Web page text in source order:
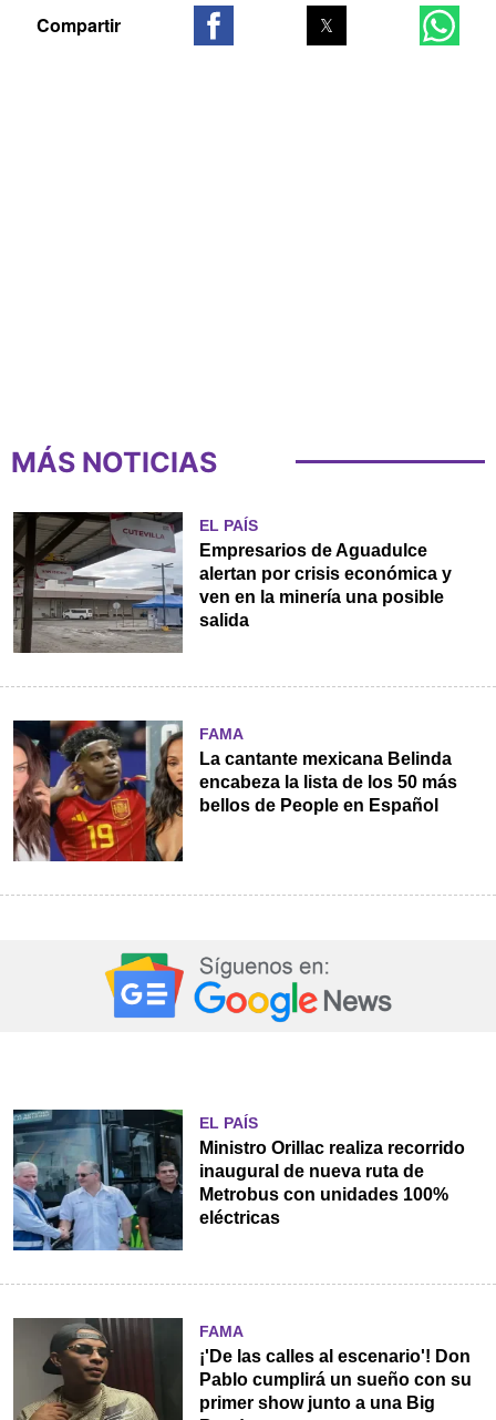
MÁS NOTICIAS
EL PAÍS
Empresarios de Aguadulce
alertan por crisis económica y
ven en la minería una posible
salida
FAMA
La cantante mexicana Belinda
encabeza la lista de los 50 más
bellos de People en Español
EL PAÍS
Ministro Orillac realiza recorrido
inaugural de nueva ruta de
Metrobus con unidades 100%
eléctricas
FAMA
¡'De las calles al escenario'! Don
Pablo cumplirá un sueño con su
primer show junto a una Big